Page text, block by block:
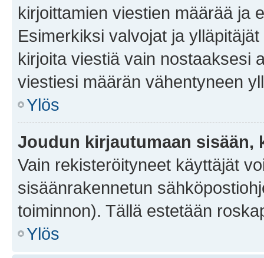
kirjoittamien viestien määrää ja
Esimerkiksi valvojat ja
kirjoita viestiä vain nostaaksesi
viestiesi määrän vähentyneen
Ylös
Joudun kirjautumaan sisään,
Vain rekisteröityneet käyttäjät
sisäänrakennetun
toiminnon). Tällä estetään
Ylös